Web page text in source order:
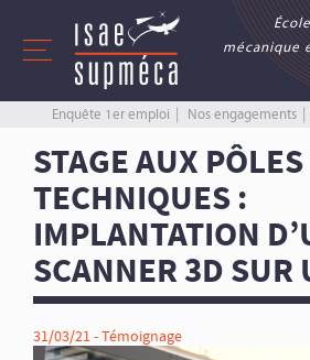
mécanique
Enquête 1er emploi Nos engagements
STAGE AUX PÔLES
TECHNIQUES :
IMPLANTATION
SCANNER 3D SUR
31/03/21 -Témoignage